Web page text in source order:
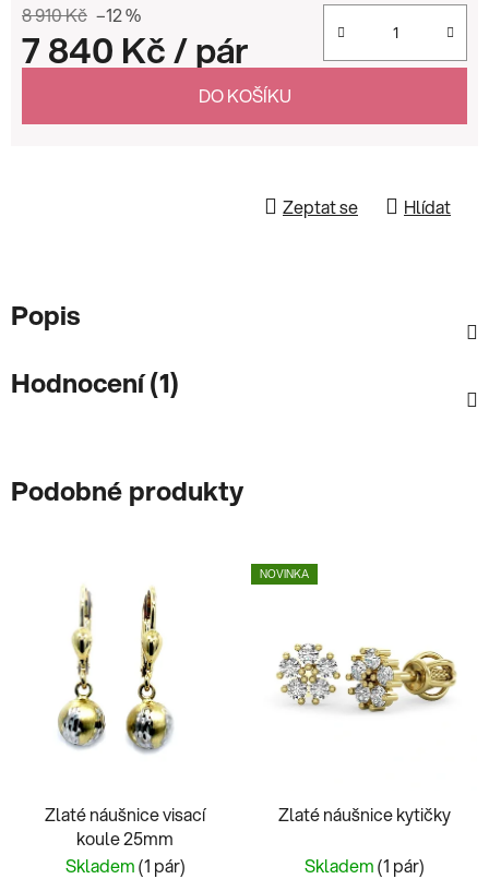
8 910 Kč –12 %
7 840 Kč/ pár
DO KOŠÍKU
Zeptat se Hlídat
Popis
Hodnocení (1)
Podobné produkty
Zlaté náušnice visací
koule 25mm
Skladem(1 pár)
NOVINKA
Zlaté náušnice kytičky
Skladem(1 pár)